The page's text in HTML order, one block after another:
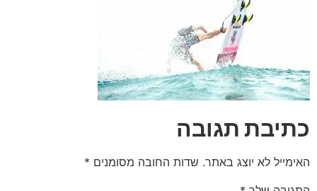
כתיבת תגובה
האימייל לא יוצג באתר. שדות החובה מסומנים *